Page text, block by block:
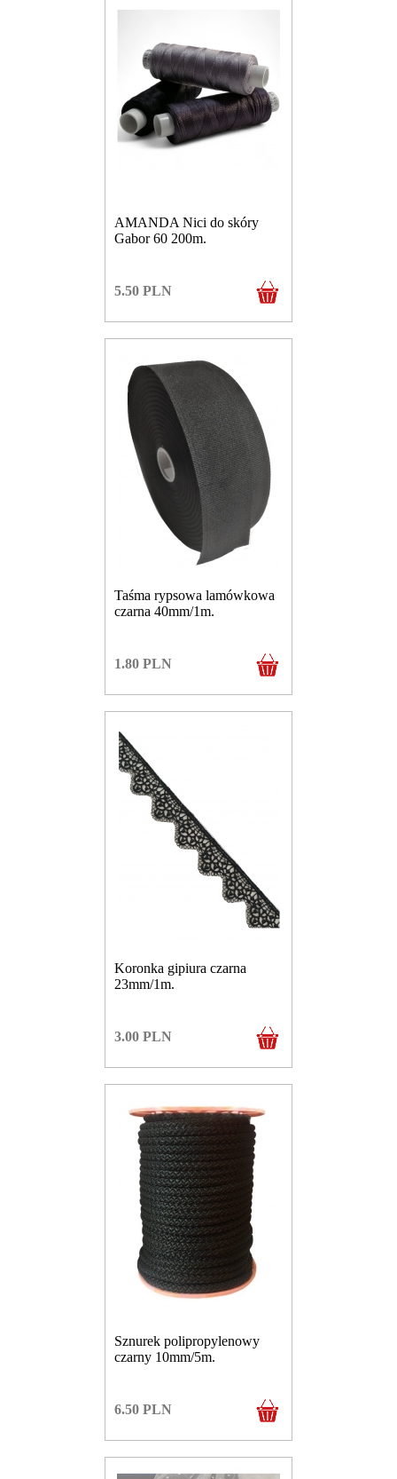
AMANDA Nici do skóry
Gabor 60 200m.
5.50 PLN
Taśma rypsowa lamówkowa
czarna 40mm/1m.
1.80 PLN
Koronka gipiura czarna
23mm/1m.
3.00 PLN
Sznurek polipropylenowy
czarny 10mm/5m.
6.50 PLN